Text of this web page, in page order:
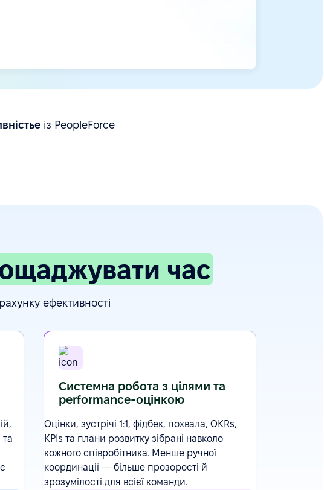
із PeopleForce
час
ефективності
,
та
Системна робота з цілями та
performance-оцінкою
Оцінки, зустрічі 1:1, фідбек, похвала, OKRs,
KPIs та плани розвитку зібрані навколо
кожного співробітника. Менше ручної
координації — більше прозорості й
зрозумілості для всієї команди.